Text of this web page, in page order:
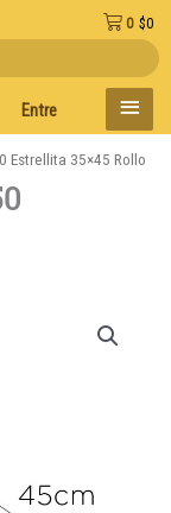
Entregas en el día en
$0
0
MENÚ
Estrellita 35×45 Rollo